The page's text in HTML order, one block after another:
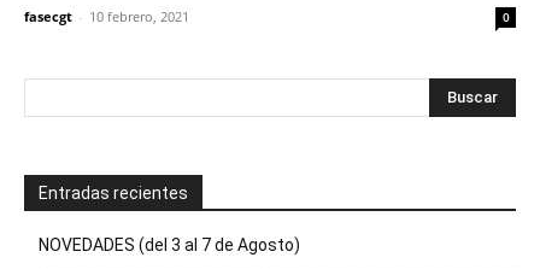
fasecgt - 10 febrero, 2021 0
Entradas recientes
NOVEDADES (del 3 al 7 de Agosto)